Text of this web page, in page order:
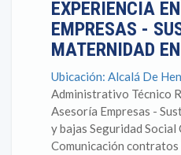
EXPERIENCIA
EMPRESAS -
MATERNIDAD
Ubicación: Alcalá De
Administrativo Técnico
Asesoría Empresas -
y bajas Seguridad
Comunicación